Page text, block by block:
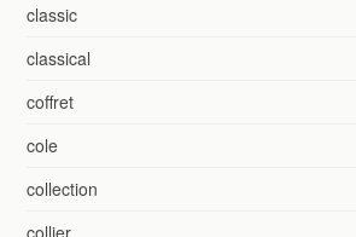
classic
classical
coffret
cole
collection
collier